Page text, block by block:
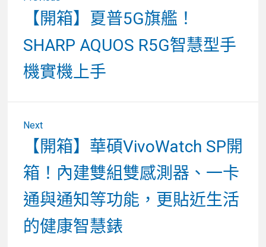
Previous
post:
【開箱】夏普5G旗艦！
SHARP AQUOS R5G智慧型手
機實機上手
Next
Next
post:
【開箱】華碩VivoWatch SP開
箱！內建雙組雙感測器、一卡
通與通知等功能，更貼近生活
的健康智慧錶